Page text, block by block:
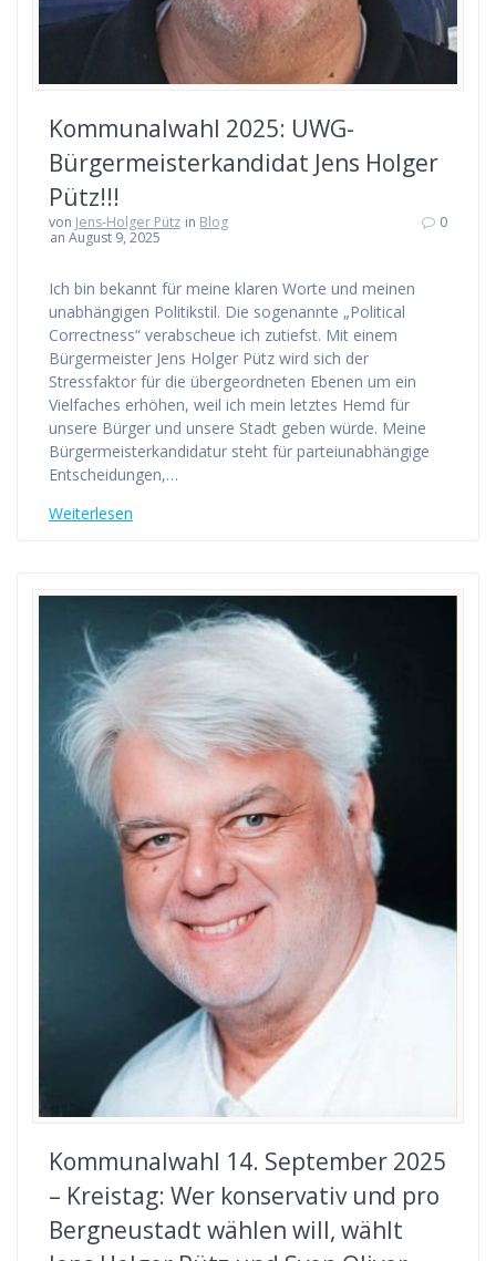
Kommunalwahl 2025: UWG-
Bürgermeisterkandidat Jens Holger
Pütz!!!
von Jens-Holger Pütz in Blog
an August 9, 2025
0
Ich bin bekannt für meine klaren Worte und meinen
unabhängigen Politikstil. Die sogenannte „Political
Correctness“ verabscheue ich zutiefst. Mit einem
Bürgermeister Jens Holger Pütz wird sich der
Stressfaktor für die übergeordneten Ebenen um ein
Vielfaches erhöhen, weil ich mein letztes Hemd für
unsere Bürger und unsere Stadt geben würde. Meine
Bürgermeisterkandidatur steht für parteiunabhängige
Entscheidungen,…
Weiterlesen
Kommunalwahl 14. September 2025
– Kreistag: Wer konservativ und pro
Bergneustadt wählen will, wählt